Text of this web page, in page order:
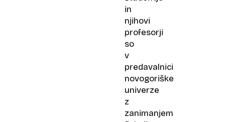
in
njihovi
profesorji
so
v
predavalnici
novogoriške
univerze
z
zanimanjem